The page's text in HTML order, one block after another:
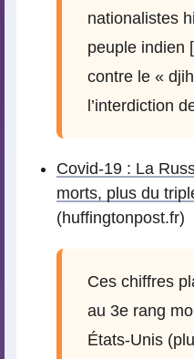
nationalistes
peuple indien
contre le «
l’interdiction
Covid-19 : La
morts, plus du
(huffingtonpost.fr)
Ces chiffres
au 3e rang
États-Unis